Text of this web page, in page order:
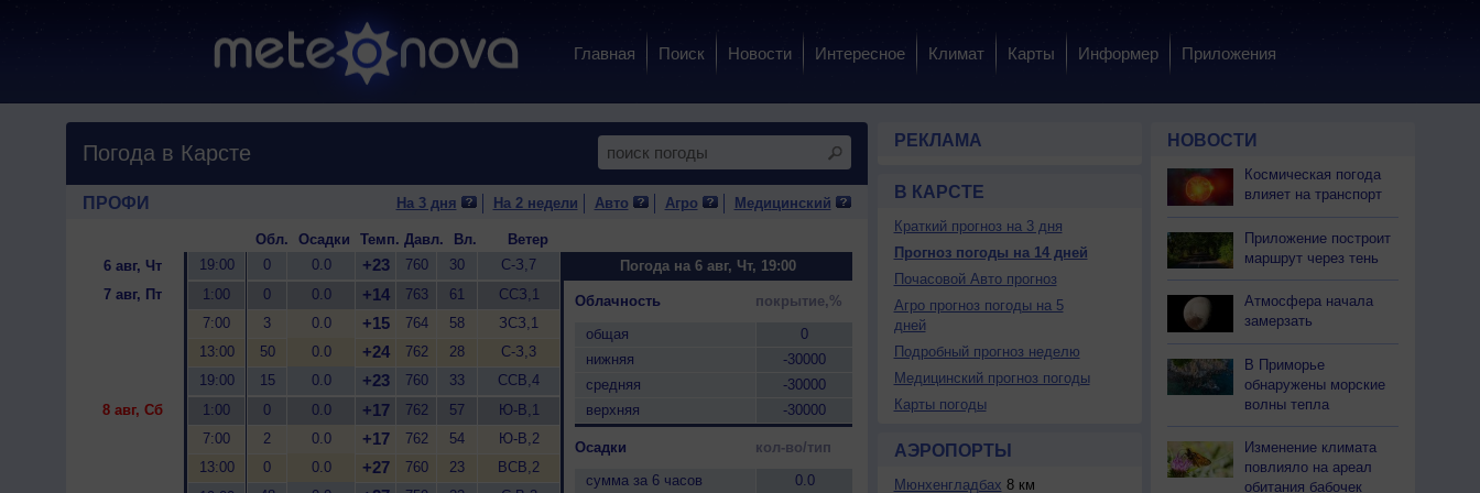
Главная Поиск Новости Интересное Климат Карты Информер Приложения
Погода в Карсте
ПРОФИ На 3 дня На 2 недели Авто Агро Медицинский
Обл. Осадки Темп. Давл. Вл.
Ветер
6 авг, Чт
19:00 0 0.0 +23 760 30
С-З,7
7 авг, Пт
1:00 0 0.0 +14 763 61
ССЗ,1
7:00
3 0.0 +15 764 58
ЗСЗ,1
13:00
50 0.0 +24 762 28
С-З,3
19:00
15 0.0 +23 760 33
ССВ,4
8 авг, Сб
1:00 0 0.0 +17 762 57
Ю-В,1
7:00
2 0.0 +17 762 54
Ю-В,2
13:00
0 0.0 +27 760 23
ВСВ,2
Погода на 6 авг, Чт, 19:00
Облачность
покрытие,%
общая
0
нижняя
-30000
средняя
-30000
верхняя
-30000
Осадки
кол-во/тип
сумма за 6 часов
0.0
РЕКЛАМА
В КАРСТЕ
Краткий прогноз на 3 дня
Прогноз погоды на 14 дней
Почасовой Авто прогноз
Агро прогноз погоды на 5
дней
Подробный прогноз неделю
Медицинский прогноз погоды
Карты погоды
АЭРОПОРТЫ
Мюнхенгладбах 8 км
НОВОСТИ
Космическая погода
влияет на транспорт
Приложение построит
маршрут через тень
Атмосфера начала
замерзать
В Приморье
обнаружены морские
волны тепла
Изменение климата
повлияло на ареал
обитания бабочек